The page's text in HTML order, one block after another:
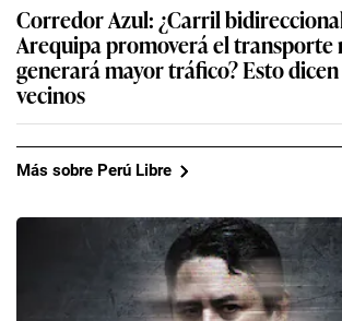
Corredor Azul: ¿Carril
Arequipa promoverá el transporte
generará mayor tráfico? Esto
vecinos
Más sobre Perú Libre